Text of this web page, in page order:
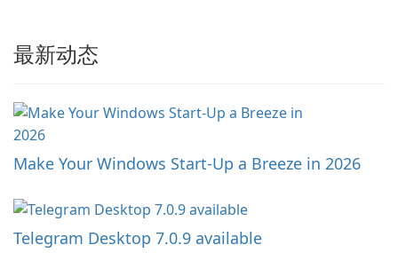
最新动态
Make Your Windows Start-Up a Breeze in 2026
Telegram Desktop 7.0.9 available